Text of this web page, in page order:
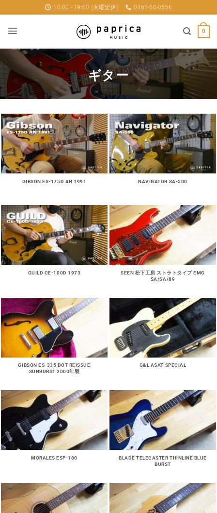
to
content
10:00 - 19:00 (火曜定休) 0467-50-0556
0
ギター
GIBSON ES-175D AN 1991 NAVIGATOR SA-500
GUILD CE-100D 1973
SEEN 松下工房 ストラトタイプ EMG
SA/SA/89
GIBSON ES-335 DOT REISSUE
SUNBURST 2000年製
G&L ASAT SPECIAL
MORALES ESP-180
BLADE TELECASTER THINLINE BLUE
BURST